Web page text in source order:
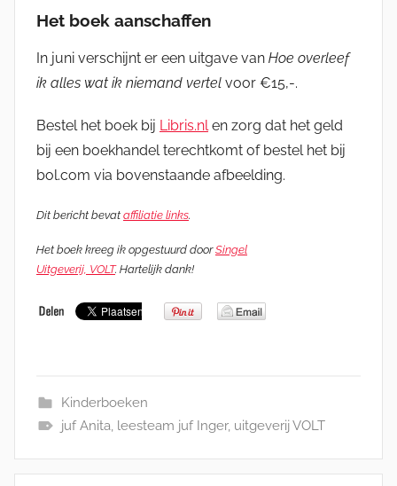
Het boek aanschaffen
In juni verschijnt er een uitgave van Hoe overleef
ik alles wat ik niemand vertel voor €15,-.
Bestel het boek bij Libris.nlen zorg dat het geld
bij een boekhandel terechtkomt of bestel het bij
bol.com via bovenstaande afbeelding.
Dit bericht bevat affiliatie links.
Het boek kreeg ik opgestuurd doorSingel
Uitgeverij, VOLT. Hartelijk dank!
Kinderboeken
juf Anita, leesteam juf Inger, uitgeverij VOLT